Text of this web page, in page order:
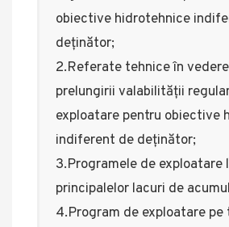
obiective hidrotehnice
deținător;
2.Referate tehnice în
prelungirii valabilității
exploatare pentru obiective
indiferent de deținător;
3.Programele de exploatare
principalelor lacuri de
4.Program de exploatare pe